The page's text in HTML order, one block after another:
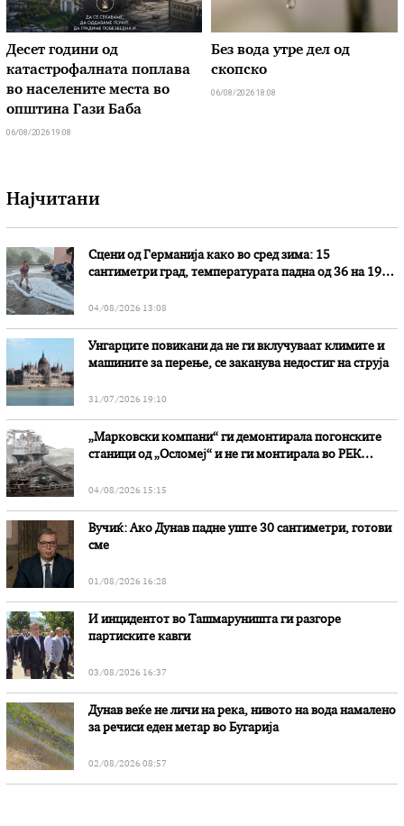
Десет години од
катастрофалната поплава
во населените места во
општина Гази Баба
06/08/2026 19:08
Без вода утре дел од
скопско
06/08/2026 18:08
Најчитани
Сцени од Германија како во сред зима: 15
сантиметри град, температурата падна од 36 на 19
04/08/2026 13:08
Унгарците повикани да не ги вклучуваат климите и
машините за перење, се заканува недостиг на струја
31/07/2026 19:10
„Марковски компани“ ги демонтирала погонските
станици од „Осломеј“ и не ги монтирала во РЕК
04/08/2026 15:15
Вучиќ: Ако Дунав падне уште 30 сантиметри, готови
сме
01/08/2026 16:28
И инцидентот во Ташмаруништa ги разгоре
партиските кавги
03/08/2026 16:37
Дунав веќе не личи на река, нивото на вода намалено
за речиси еден метар во Бугарија
02/08/2026 08:57